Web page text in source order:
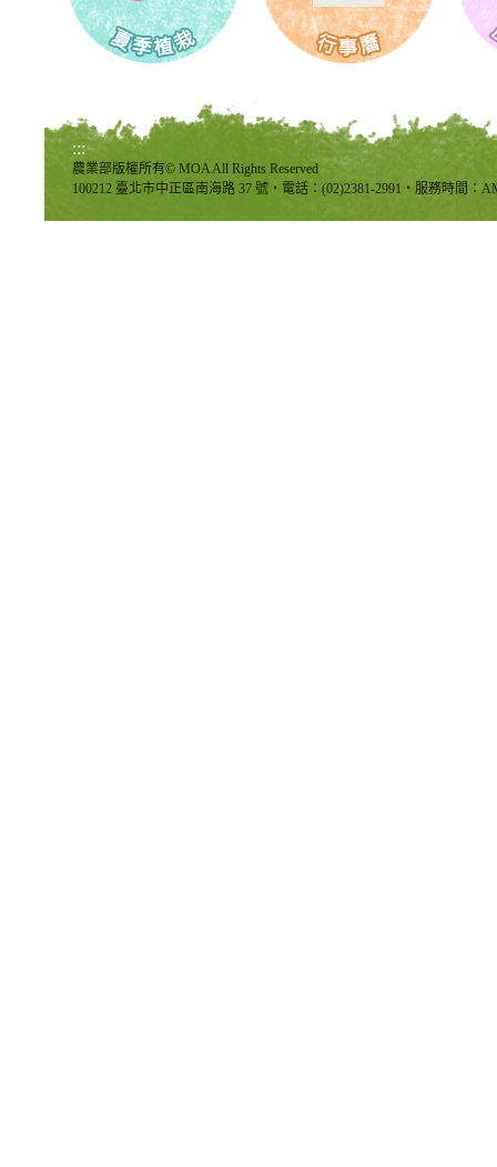
:::
農業部版權所有© MOA All Rights Reserved
100212 臺北市中正區南海路 37 號‧電話：(02)2381-2991‧服務時間：